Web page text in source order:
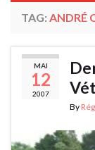
TAG: ANDRÉ
MAI
12
2007
By